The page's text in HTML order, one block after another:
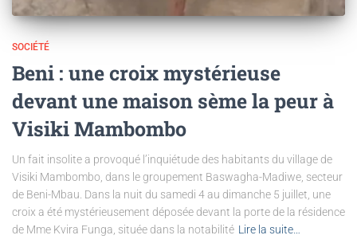
SOCIÉTÉ
Beni : une croix mystérieuse
devant une maison sème la peur à
Visiki Mambombo
Un fait insolite a provoqué l’inquiétude des habitants du village de
Visiki Mambombo, dans le groupement Baswagha-Madiwe, secteur
de Beni-Mbau. Dans la nuit du samedi 4 au dimanche 5 juillet, une
croix a été mystérieusement déposée devant la porte de la résidence
de Mme Kvira Funga, située dans la notabilité Lire la suite…